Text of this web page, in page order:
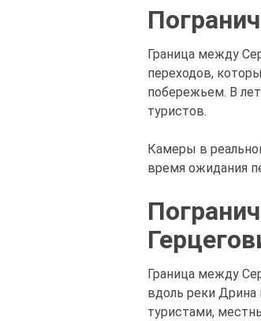
Граница между
переходов,
побережьем. В
туристов.
Камеры в
время ожидания
Граница между
вдоль реки Дрина
туристами,